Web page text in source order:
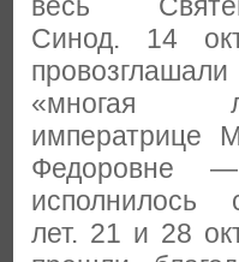
весь
Синод. 14
провозглашали
«многая
императрице
Федоровне
исполнилось
лет. 21 и 28